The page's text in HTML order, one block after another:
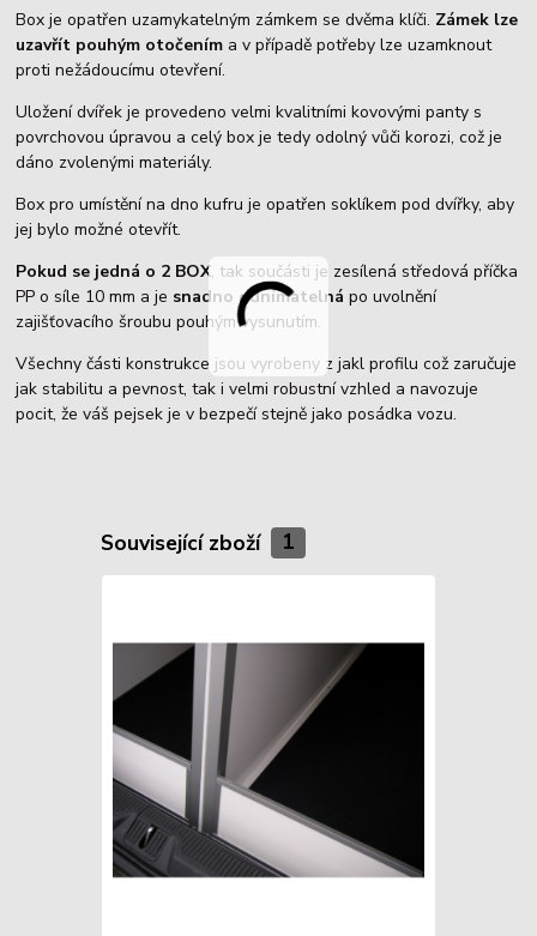
Box je opatřen uzamykatelným zámkem se dvěma klíči. Zámek lze
uzavřít pouhým otočením a v případě potřeby lze uzamknout
proti nežádoucímu otevření.
Uložení dvířek je provedeno velmi kvalitními kovovými panty s
povrchovou úpravou a celý box je tedy odolný vůči korozi, což je
dáno zvolenými materiály.
Box pro umístění na dno kufru je opatřen soklíkem pod dvířky, aby
jej bylo možné otevřít.
Pokud se jedná o 2 BOX, tak součásti je zesílená středová příčka
PP o síle 10 mm a je snadno odnímatelná po uvolnění
zajišťovacího šroubu pouhým vysunutím.
Všechny části konstrukce jsou vyrobeny z jakl profilu což zaručuje
jak stabilitu a pevnost, tak i velmi robustní vzhled a navozuje
pocit, že váš pejsek je v bezpečí stejně jako posádka vozu.
Související zboží 1